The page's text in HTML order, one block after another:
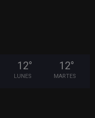
12°
LUNES
12°
MARTES